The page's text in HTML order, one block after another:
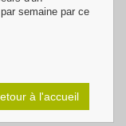
semaine par ce
à l'accueil